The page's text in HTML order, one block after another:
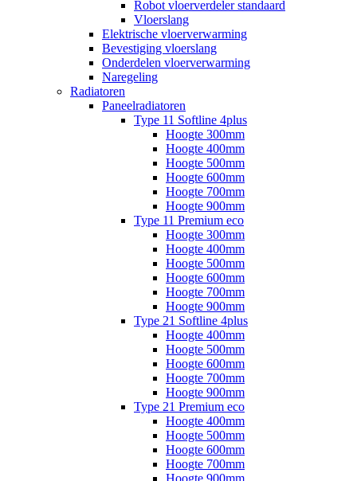
Robot vloerverdeler standaard
Vloerslang
Elektrische vloerverwarming
Bevestiging vloerslang
Onderdelen vloerverwarming
Naregeling
Radiatoren
Paneelradiatoren
Type 11 Softline 4plus
Hoogte 300mm
Hoogte 400mm
Hoogte 500mm
Hoogte 600mm
Hoogte 700mm
Hoogte 900mm
Type 11 Premium eco
Hoogte 300mm
Hoogte 400mm
Hoogte 500mm
Hoogte 600mm
Hoogte 700mm
Hoogte 900mm
Type 21 Softline 4plus
Hoogte 400mm
Hoogte 500mm
Hoogte 600mm
Hoogte 700mm
Hoogte 900mm
Type 21 Premium eco
Hoogte 400mm
Hoogte 500mm
Hoogte 600mm
Hoogte 700mm
Hoogte 900mm